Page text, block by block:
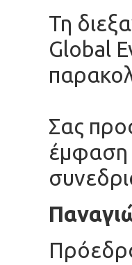
Τη
Global
Σας
έμφαση